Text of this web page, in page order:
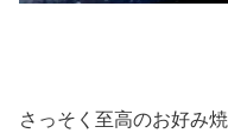
さっそく至高のお好み